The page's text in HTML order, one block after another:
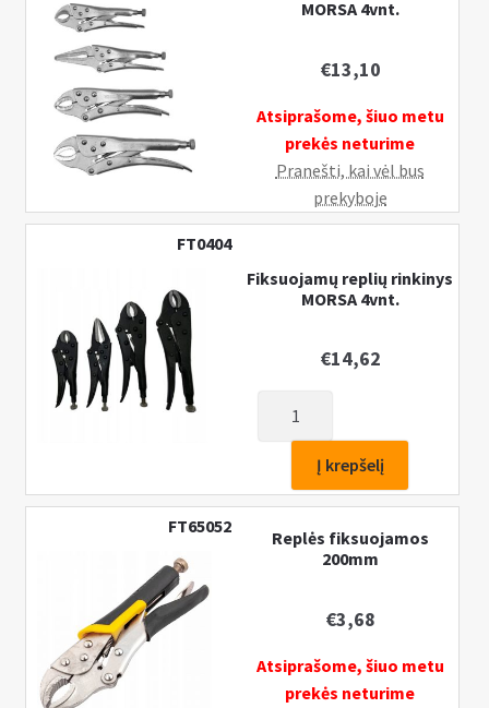
MORSA 4vnt.
€13,10
Atsiprašome, šiuo metu
prekės neturime
Pranešti, kai vėl bus
prekyboje
FT0404
Fiksuojamų replių rinkinys
MORSA 4vnt.
€14,62
Fiksuojamų
replių
rinkinys
MORSA
Į krepšelį
FT65052
Replės fiksuojamos
200mm
€3,68
Atsiprašome, šiuo metu
prekės neturime